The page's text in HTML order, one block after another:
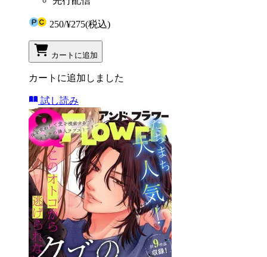
250/¥275(税込)
カートに追加
カートに追加しました
試し読み